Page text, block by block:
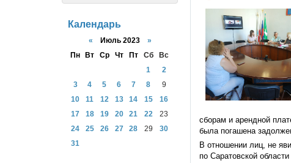
сборам и арендной
была погашена
В отношении лиц, не
по Саратовской
Календарь
« Июль 2023 »
Пн
Вт Ср Чт Пт Сб
Вс
1
2
3
4 5 6 7 8
9
10
11 12 13 14 15
16
17
18 19 20 21 22
23
24
25 26 27 28 29
30
31